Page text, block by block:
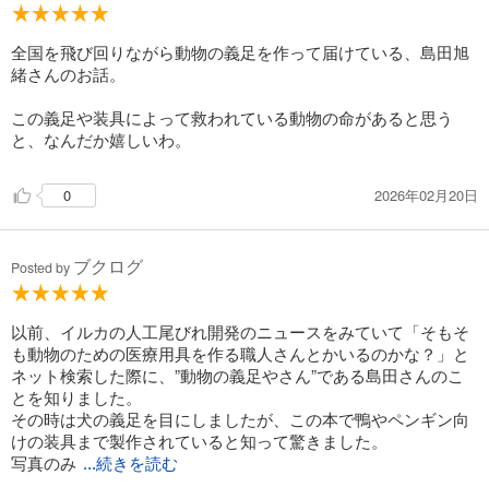
全国を飛び回りながら動物の義足を作って届けている、島田旭
緒さんのお話。
この義足や装具によって救われている動物の命があると思う
と、なんだか嬉しいわ。
0 2026年02月20日
Posted by ブクログ
以前、イルカの人工尾びれ開発のニュースをみていて「そもそ
も動物のための医療用具を作る職人さんとかいるのかな？」と
ネット検索した際に、”動物の義足やさん”である島田さんのこ
とを知りました。
その時は犬の義足を目にしましたが、この本で鴨やペンギン向
けの装具まで製作されていると知って驚きました。
写真のみ ...続きを読む